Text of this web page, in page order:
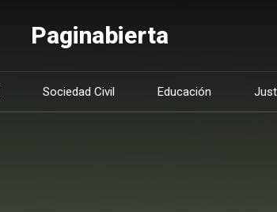
Paginabierta
Sociedad Civil Educación